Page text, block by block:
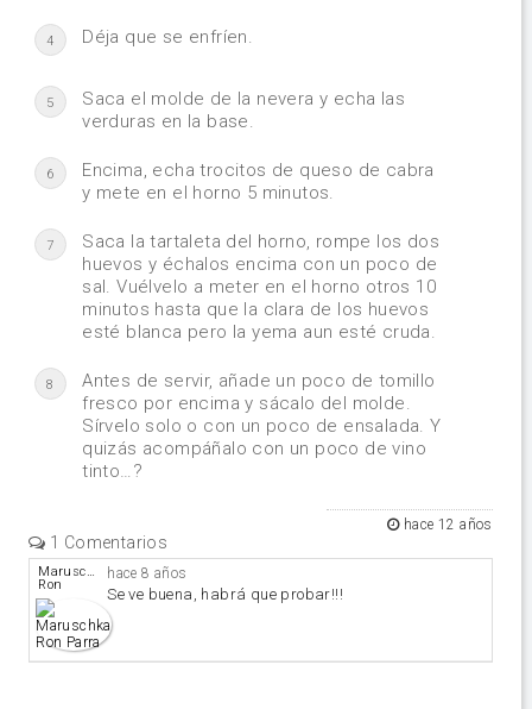
4 Déja que se enfríen.
5
Saca el molde de la nevera y echa las
verduras en la base.
6
Encima, echa trocitos de queso de cabra
y mete en el horno 5 minutos.
7
Saca la tartaleta del horno, rompe los dos
huevos y échalos encima con un poco de
sal. Vuélvelo a meter en el horno otros 10
minutos hasta que la clara de los huevos
esté blanca pero la yema aun esté cruda.
8
Antes de servir, añade un poco de tomillo
fresco por encima y sácalo del molde.
Sírvelo solo o con un poco de ensalada. Y
quizás acompáñalo con un poco de vino
tinto…?
hace 12 años
1 Comentarios
Maruschka
Ron
Parra
hace 8 años
Se ve buena, habrá que probar!!!